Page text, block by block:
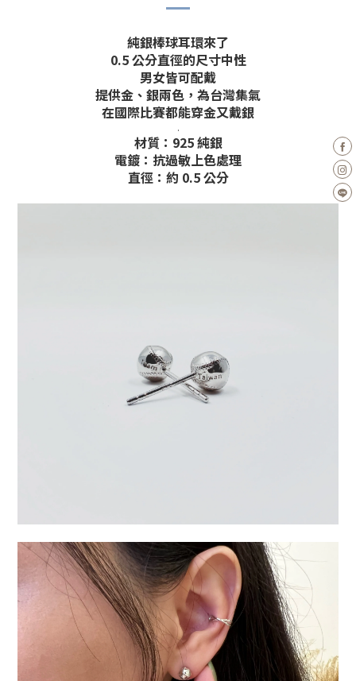
純銀棒球耳環來了
0.5 公分直徑的尺寸中性
男女皆可配戴
提供金、銀兩色，為台灣集氣
在國際比賽都能穿金又戴銀
.
材質：925 純銀
電鍍：抗過敏上色處理
直徑：約 0.5 公分